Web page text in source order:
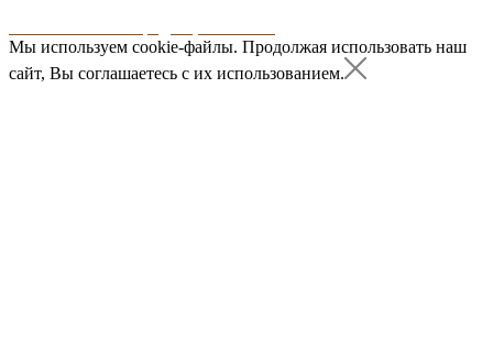
Мы используем cookie-файлы. Продолжая использовать наш
сайт, Вы соглашаетесь с их использованием.